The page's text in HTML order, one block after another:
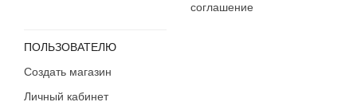
соглашение
ПОЛЬЗОВАТЕЛЮ
Создать магазин
Личный кабинет